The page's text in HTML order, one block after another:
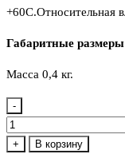
+60С.Относительная
Габаритные
Масса 0,4 кг.
-
Количество
товара
+ В корзину